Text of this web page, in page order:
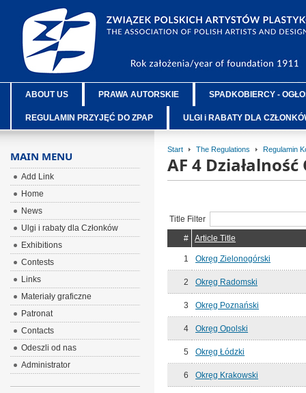
ABOUT US PRAWA AUTORSKIE SPADKOBIERCY -
REGULAMIN PRZYJĘĆ DO ZPAP ULGI i RABATY DLA
Start The Regulations Regulamin
AF 4
Title Filter
#
Article Title
1 Okręg Zielonogórski
2 Okręg Radomski
3 Okręg Poznański
4 Okręg Opolski
5 Okręg Łódzki
6 Okręg Krakowski
MAIN MENU
Add Link
Home
News
Ulgi i rabaty dla Członków
Exhibitions
Contests
Links
Materiały graficzne
Patronat
Contacts
Odeszli od nas
Administrator